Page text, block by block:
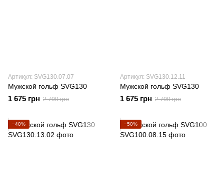
Артикул: SVG130.07.07
Мужской гольф SVG130
1 675 грн 2 790 грн
Артикул: SVG130.12.11
Мужской гольф SVG130
1 675 грн 2 790 грн
−40% −50%